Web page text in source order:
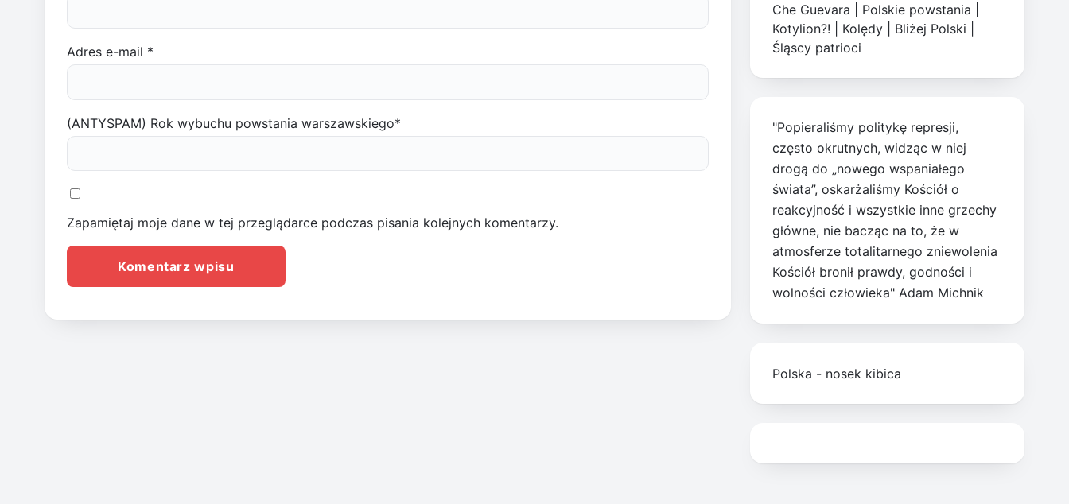
Adres e-mail *
(ANTYSPAM) Rok wybuchu powstania warszawskiego*
Zapamiętaj moje dane w tej przeglądarce podczas pisania kolejnych komentarzy.
Che Guevara
Polskie powstania
Kotylion?!
Kolędy Bliżej Polski
Śląscy patrioci
"Popieraliśmy politykę represji,
często okrutnych, widząc w niej
drogą do „nowego wspaniałego
świata”, oskarżaliśmy Kościół o
reakcyjność i wszystkie inne grzechy
główne, nie bacząc na to, że w
atmosferze totalitarnego zniewolenia
Kościół bronił prawdy, godności i
wolności człowieka" Adam Michnik
Polska - nosek kibica